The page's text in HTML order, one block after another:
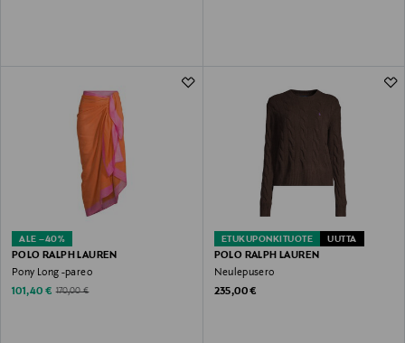
ALE –40%
POLO RALPH LAUREN
Pony Long -pareo
Discounted Price
101,40 € Original Price
170,00 €
ETUKUPONKITUOTE UUTTA
POLO RALPH LAUREN
Neulepusero
Original Price
235,00 €